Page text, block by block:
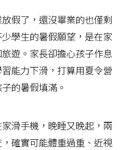
假了，還沒畢業的也僅剩
學生的暑假願望，是在家
遊。家長卻擔心孩子作息
能力下滑，打算用夏令營
的暑假填滿。
滑手機，晚睡又晚起，兩
確實可能體重過重、近視